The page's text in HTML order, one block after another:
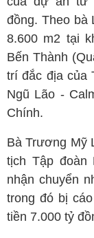
đồng. Theo bà
8.600 m2 tại
Bến Thành
trí đắc địa của
Ngũ Lão -
Chính.
Bà Trương Mỹ
tịch Tập đoàn
nhận chuyển
trong đó bị
tiền 7.000 tỷ